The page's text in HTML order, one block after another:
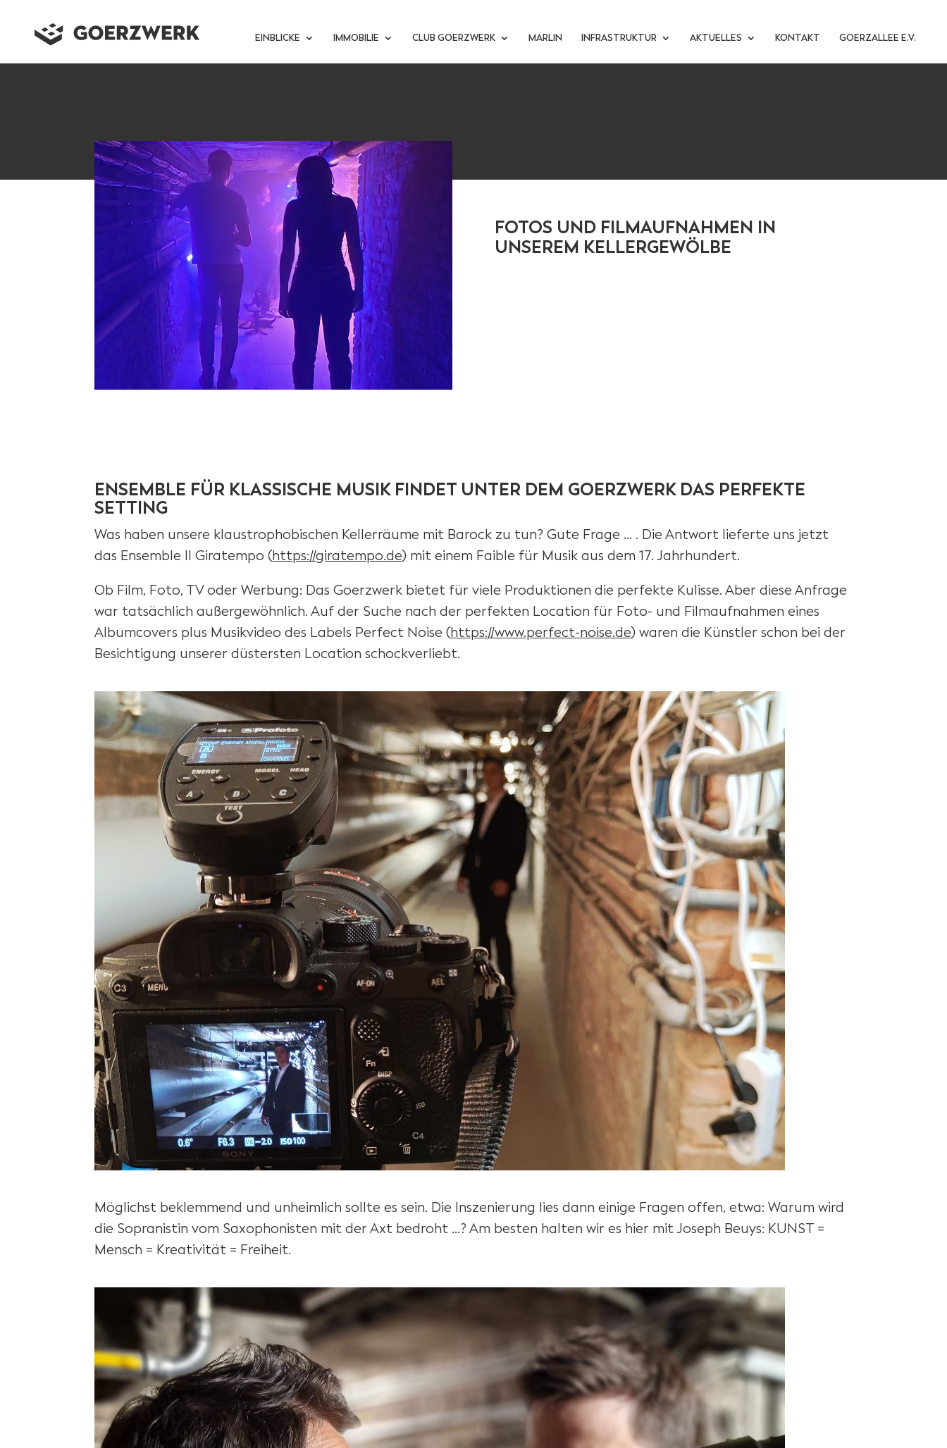
EINBLICKE IMMOBILIE CLUB GOERZWERK MARLIN INFRASTRUKTUR AKTUELLES KONTAKT GOERZALLEE E.V.
FOTOS UND FILMAUFNAHMEN IN
UNSEREM KELLERGEWÖLBE
ENSEMBLE FÜR KLASSISCHE MUSIK FINDET UNTER DEM GOERZWERK DAS PERFEKTE
SETTING
Was haben unsere klaustrophobischen Kellerräume mit Barock zu tun? Gute Frage … . Die Antwort lieferte uns jetzt
das Ensemble Il Giratempo (https://giratempo.de) mit einem Faible für Musik aus dem 17. Jahrhundert.
Ob Film, Foto, TV oder Werbung: Das Goerzwerk bietet für viele Produktionen die perfekte Kulisse. Aber diese Anfrage
war tatsächlich außergewöhnlich. Auf der Suche nach der perfekten Location für Foto- und Filmaufnahmen eines
Albumcovers plus Musikvideo des Labels Perfect Noise (https://www.perfect-noise.de) waren die Künstler schon bei der
Besichtigung unserer düstersten Location schockverliebt.
Möglichst beklemmend und unheimlich sollte es sein. Die Inszenierung lies dann einige Fragen offen, etwa: Warum wird
die Sopranistin vom Saxophonisten mit der Axt bedroht …? Am besten halten wir es hier mit Joseph Beuys: KUNST =
Mensch = Kreativität = Freiheit.